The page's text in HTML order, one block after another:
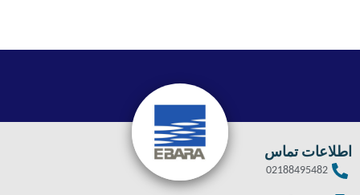
اطلاعات تماس
02188495482